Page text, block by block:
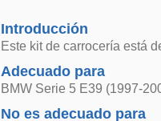
Introducción
Este kit de carrocería está
Adecuado para
BMW Serie 5 E39 (1997-
No es adecuado para